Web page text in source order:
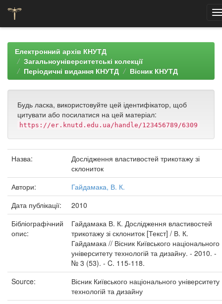
navigationЕлектронний архів КНУТД
Загальноуніверситетські колекції
Періодичні видання КНУТД
Вісник КНУТД
Будь ласка, використовуйте цей ідентифікатор, щоб
цитувати або посилатися на цей матеріал:
https://er.knutd.edu.ua/handle/123456789/6309
Назва:
Дослідження властивостей трикотажу зі
склониток
Автори:
Гайдамака, В. К.
Дата публікації:
2010
Бібліографічний
опис:
Гайдамака В. К. Дослідження властивостей
трикотажу зі склониток [Текст] / В. К.
Гайдамака // Вісник Київського національного
університету технологій та дизайну. - 2010. -
№ 3 (53). - C. 115-118.
Source:
Вісник Київського національного університету
технологій та дизайну